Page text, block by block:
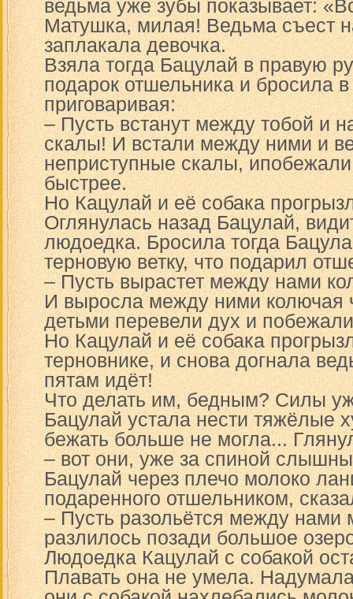
ведьма уже зубы показывает:
Матушка, милая! Ведьма съест
заплакала девочка.
Взяла тогда Бацулай в правую
подарок отшельника и бросила
приговаривая:
– Пусть встанут между тобой и
скалы! И встали между ними и
неприступные скалы,
быстрее.
Но Кацулай и её собака
Оглянулась назад Бацулай,
людоедка. Бросила тогда
терновую ветку, что подарил
– Пусть вырастет между нами
И выросла между ними колючая
детьми перевели дух и
Но Кацулай и её собака
терновнике, и снова догнала
пятам идёт!
Что делать им, бедным? Силы
Бацулай устала нести тяжёлые
бежать больше не могла...
– вот они, уже за спиной
Бацулай через плечо молоко
подаренного отшельником,
– Пусть разольётся между нами
разлилось позади большое
Людоедка Кацулай с собакой
Плавать она не умела.